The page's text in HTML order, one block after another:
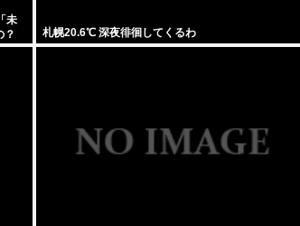
未
？
札幌20.6℃ 深夜徘徊してくるわ